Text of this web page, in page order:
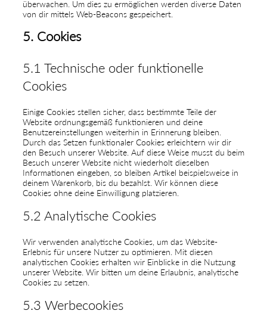
überwachen. Um dies zu ermöglichen werden diverse Daten
von dir mittels Web-Beacons gespeichert.
5. Cookies
5.1 Technische oder funktionelle
Cookies
Einige Cookies stellen sicher, dass bestimmte Teile der
Website ordnungsgemäß funktionieren und deine
Benutzereinstellungen weiterhin in Erinnerung bleiben.
Durch das Setzen funktionaler Cookies erleichtern wir dir
den Besuch unserer Website. Auf diese Weise musst du beim
Besuch unserer Website nicht wiederholt dieselben
Informationen eingeben, so bleiben Artikel beispielsweise in
deinem Warenkorb, bis du bezahlst. Wir können diese
Cookies ohne deine Einwilligung platzieren.
5.2 Analytische Cookies
Wir verwenden analytische Cookies, um das Website-
Erlebnis für unsere Nutzer zu optimieren. Mit diesen
analytischen Cookies erhalten wir Einblicke in die Nutzung
unserer Website. Wir bitten um deine Erlaubnis, analytische
Cookies zu setzen.
5.3 Werbecookies